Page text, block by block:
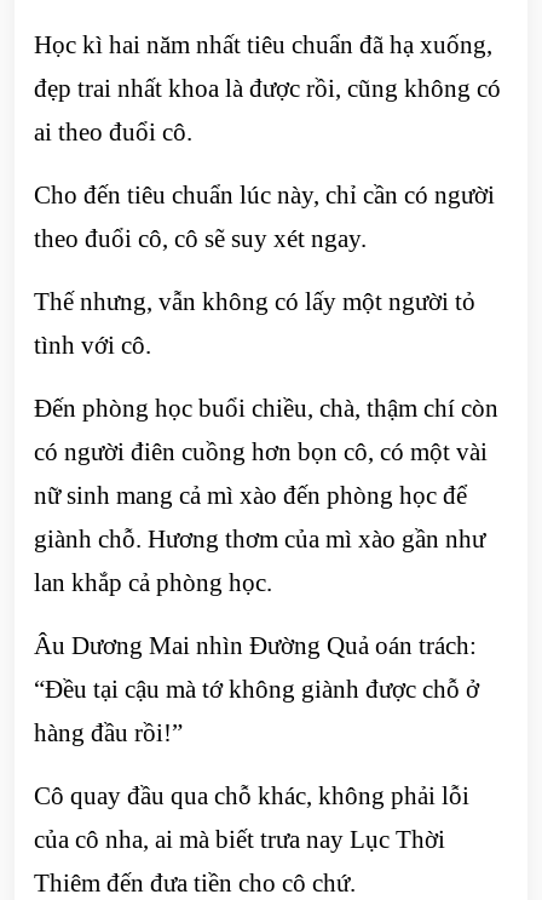
Học kì hai năm nhất tiêu chuẩn đã hạ xuống,
đẹp trai nhất khoa là được rồi, cũng không có
ai theo đuổi cô.
Cho đến tiêu chuẩn lúc này, chỉ cần có người
theo đuổi cô, cô sẽ suy xét ngay.
Thế nhưng, vẫn không có lấy một người tỏ
tình với cô.
Đến phòng học buổi chiều, chà, thậm chí còn
có người điên cuồng hơn bọn cô, có một vài
nữ sinh mang cả mì xào đến phòng học để
giành chỗ. Hương thơm của mì xào gần như
lan khắp cả phòng học.
Âu Dương Mai nhìn Đường Quả oán trách:
“Đều tại cậu mà tớ không giành được chỗ ở
hàng đầu rồi!”
Cô quay đầu qua chỗ khác, không phải lỗi
của cô nha, ai mà biết trưa nay Lục Thời
Thiêm đến đưa tiền cho cô chứ.